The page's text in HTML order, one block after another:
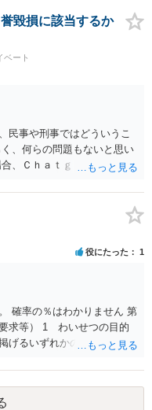
毀損に該当するか
ベート
民事や刑事ではどういうこ
、何らの問題もないと思い
、Ｃｈａｔｇｐｔがｏｐｅ
を特定していない限り、一
る可能性が生じるにすぎま
たるとは思えませんし、名
傷の不特定多数への公開に
その内容をｃｈａｔｇｐｔ
いので、個人や会社の特定
して書き込んだとして
れることはないでしょう。
役にたった 1
確率の％はわかりません 第
求等） 1 わいせつの目的
げるいずれかの行為をした
た者に限る。）は、一年以
る。 一 威迫し、偽計を用
拒まれたにもかかわらず、